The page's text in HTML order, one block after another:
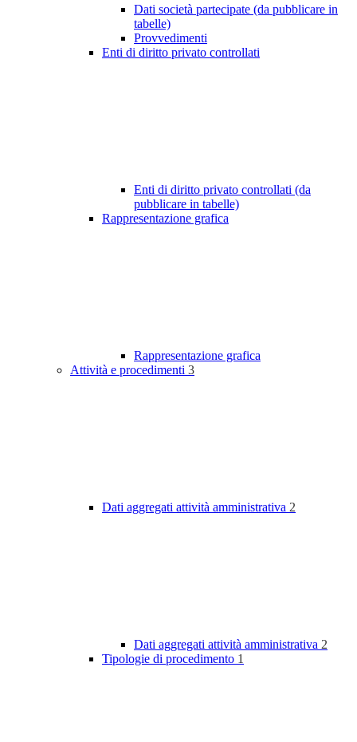
Dati società partecipate (da pubblicare in
tabelle)
Provvedimenti
Enti di diritto privato controllati
Enti di diritto privato controllati (da
pubblicare in tabelle)
Rappresentazione grafica
Rappresentazione grafica
Attività e procedimenti 3
Dati aggregati attività amministrativa 2
Dati aggregati attività amministrativa 2
Tipologie di procedimento 1